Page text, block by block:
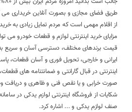
طریق فضای مجازی و بصورت آنلاین خریداری می
از اقلام مهمی است که مردم تمایل زیادی به خرید
مزایای خرید اینترنتی لوازم و قطعات خودرو می
قیمت برندهای مختلف، دسترسی آسان و سریع
ایرانی و خارجی، تحویل فوری و آسان قطعات،
اینترنتی در قبال گارانتی و ضمانتنامه های
صورت خرابی و یا نقص فنی و ظاهری و دریافت
شکایات از فروشگاه اینترنتی لوازم یدکی در
صنف لوازم یدکی و ... اشاره کرد.